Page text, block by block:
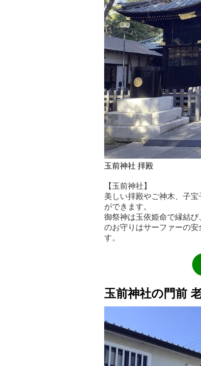
玉前神社 拝殿
【玉前神社】
美しい拝殿やご神木、子
ができます。
御祭神は玉依姫命で縁結
のお守りはサーファーの
す。
玉前神社の門前